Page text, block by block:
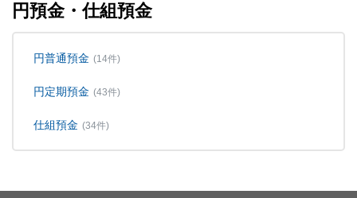
円預金・仕組預金
円普通預金 (14件)
円定期預金 (43件)
仕組預金 (34件)